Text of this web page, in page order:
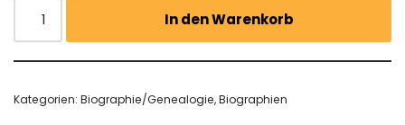
In den Warenkorb
Kategorien: Biographie/Genealogie,Biographien